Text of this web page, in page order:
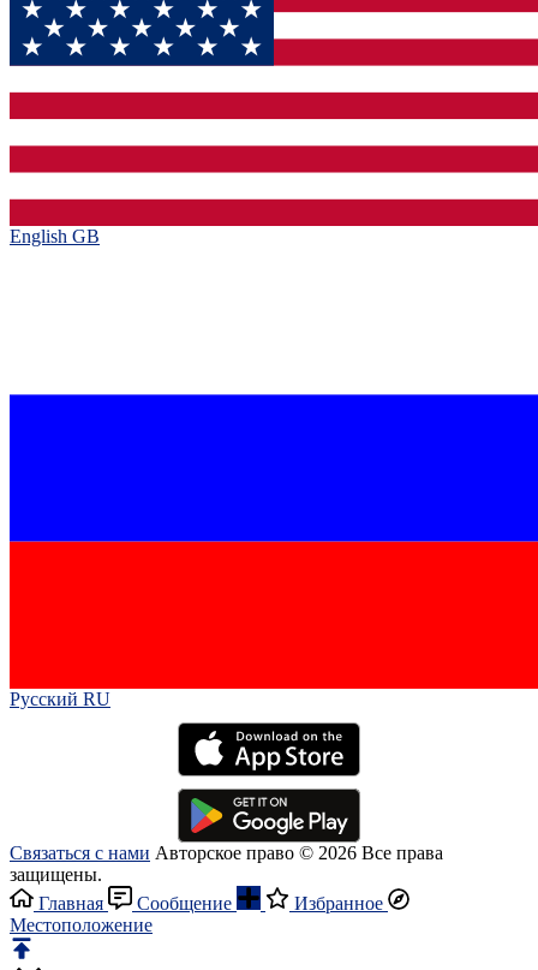
English GB‎
Русский RU‎
Связаться с нами Авторское право © 2026 Все права
защищены.
Главная
Сообщение
Избранное
Местоположение